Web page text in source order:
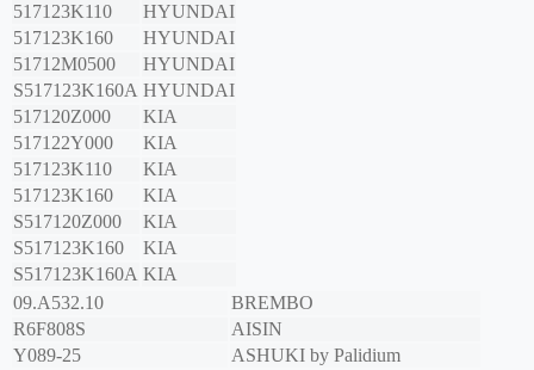
517123K110
HYUNDAI
517123K160
HYUNDAI
51712M0500
HYUNDAI
S517123K160A HYUNDAI
517120Z000
KIA
517122Y000
KIA
517123K110
KIA
517123K160
KIA
S517120Z000
KIA
S517123K160
KIA
S517123K160A KIA
09.A532.10
BREMBO
R6F808S
AISIN
Y089-25
ASHUKI by Palidium